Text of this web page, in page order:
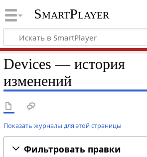
SmartPlayer
Devices — история
изменений
Показать журналы для этой страницы
Фильтровать правки